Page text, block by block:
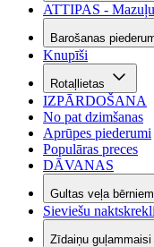
ATTIPAS -
Barošanas
Knupīši
Rotaļlietas
IZPĀRDOŠANA
No pat dzimšanas
Aprūpes piederumi
Populāras preces
DĀVANAS
Gultas veļa bērniem
Sieviešu
Zīdaiņu